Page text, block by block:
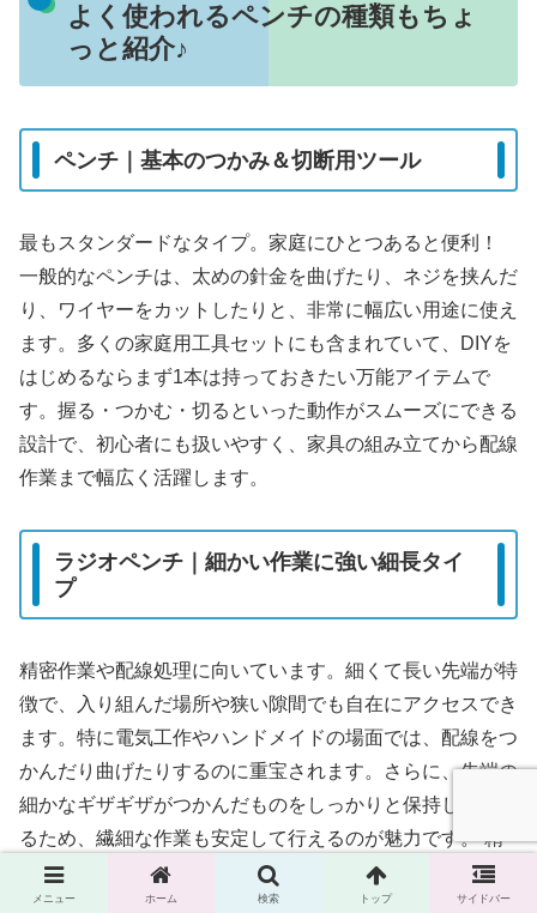
よく使われるペンチの種類もちょ
っと紹介♪
ペンチ｜基本のつかみ＆切断用ツール
最もスタンダードなタイプ。家庭にひとつあると便利！
一般的なペンチは、太めの針金を曲げたり、ネジを挟んだ
り、ワイヤーをカットしたりと、非常に幅広い用途に使え
ます。多くの家庭用工具セットにも含まれていて、DIYを
はじめるならまず1本は持っておきたい万能アイテムで
す。握る・つかむ・切るといった動作がスムーズにできる
設計で、初心者にも扱いやすく、家具の組み立てから配線
作業まで幅広く活躍します。
ラジオペンチ｜細かい作業に強い細長タイ
プ
精密作業や配線処理に向いています。細くて長い先端が特
徴で、入り組んだ場所や狭い隙間でも自在にアクセスでき
ます。特に電気工作やハンドメイドの場面では、配線をつ
かんだり曲げたりするのに重宝されます。さらに、先端の
細かなギザギザがつかんだものをしっかりと保持してくれ
るため、繊細な作業も安定して行えるのが魅力です。 精
密作業や配線処理に向いています。
メニュー ホーム 検索 トップ サイドバー